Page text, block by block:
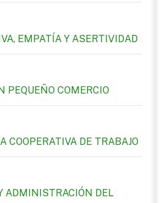
EMPATÍA Y ASERTIVIDAD
PEQUEÑO COMERCIO
COOPERATIVA DE TRABAJO
ADMINISTRACIÓN DEL